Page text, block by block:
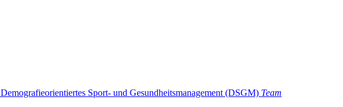
Demografieorientiertes Sport- und Gesundheitsmanagement (DSGM) Team